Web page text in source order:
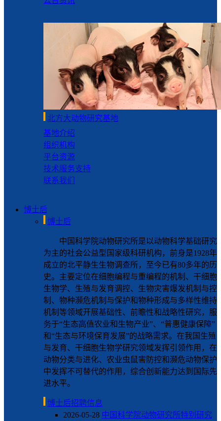
北方大动物研究基地
基地介绍
组织机构
平台资源
技术服务支持
联系我们
博士后
博士后
中国科学院动物研究所是以动物科学基础研究
为主的社会公益型国家级科研机构，前身是1928年
成立的北平静生生物调查所，至今已有80多年的历
史。主要定位在细胞编程与重编程的机制、干细胞
生物学、生殖与发育调控、生物灾害爆发机制与控
制、物种濒危机制与保护和物种形成与多样性维持
机制等领域开展基础性、前瞻性和战略性研究，服
务于“生态高值农业和生物产业”、“普惠健康保障”
和“生态与环境保育发展”的战略需求。在我国生殖
与发育、干细胞生物学研究领域发挥引领作用，在
动物分类与进化、农业虫鼠害防控和濒危动物保护
中发挥不可替代的作用，综合创新能力达到国际先
进水平。
博士后招聘信息
2026-05-28 中国科学院动物研究所特别研究